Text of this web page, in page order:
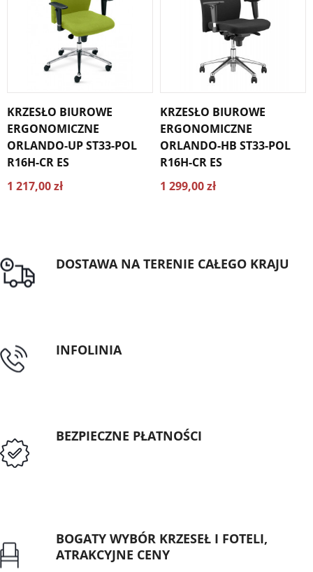
KRZESŁO BIUROWE
ERGONOMICZNE
ORLANDO-UP ST33-POL
R16H-CR ES
1 217,00 zł
KRZESŁO BIUROWE
ERGONOMICZNE
ORLANDO-HB ST33-POL
R16H-CR ES
1 299,00 zł
DOSTAWA NA TERENIE CAŁEGO KRAJU
INFOLINIA
BEZPIECZNE PŁATNOŚCI
BOGATY WYBÓR KRZESEŁ I FOTELI,
ATRAKCYJNE CENY